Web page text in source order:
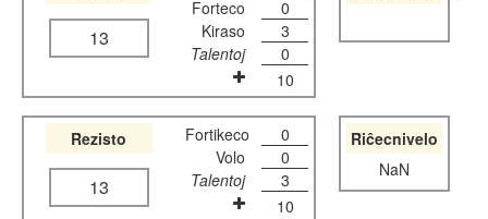
13
Forteco
0
Kiraso
3
Talentoj
0
10
Rezisto
13
Fortikeco
0
Volo
0
Talentoj
3
10
Riĉecnivelo
NaN